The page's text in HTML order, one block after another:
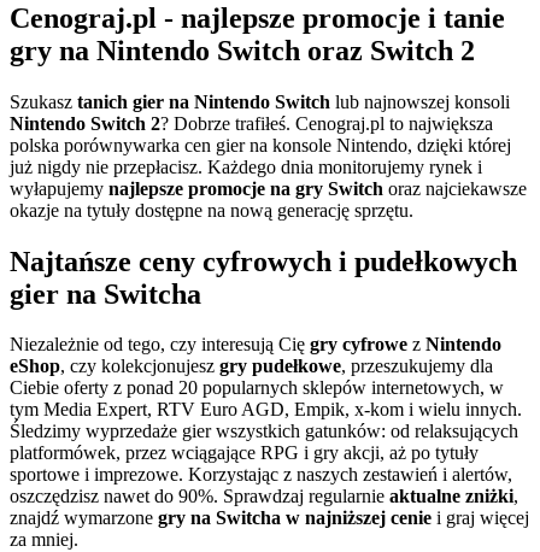
Cenograj.pl - najlepsze promocje i tanie
gry na Nintendo Switch oraz Switch 2
Szukasz tanich gier na Nintendo Switch lub najnowszej konsoli
Nintendo Switch 2? Dobrze trafiłeś. Cenograj.pl to największa
polska porównywarka cen gier na konsole Nintendo, dzięki której
już nigdy nie przepłacisz. Każdego dnia monitorujemy rynek i
wyłapujemy najlepsze promocje na gry Switch oraz najciekawsze
okazje na tytuły dostępne na nową generację sprzętu.
Najtańsze ceny cyfrowych i pudełkowych
gier na Switcha
Niezależnie od tego, czy interesują Cię gry cyfrowe z Nintendo
eShop, czy kolekcjonujesz gry pudełkowe, przeszukujemy dla
Ciebie oferty z ponad 20 popularnych sklepów internetowych, w
tym Media Expert, RTV Euro AGD, Empik, x-kom i wielu innych.
Śledzimy wyprzedaże gier wszystkich gatunków: od relaksujących
platformówek, przez wciągające RPG i gry akcji, aż po tytuły
sportowe i imprezowe. Korzystając z naszych zestawień i alertów,
oszczędzisz nawet do 90%. Sprawdzaj regularnie aktualne zniżki,
znajdź wymarzone gry na Switcha w najniższej cenie i graj więcej
za mniej.